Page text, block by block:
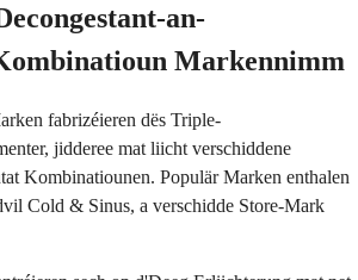
an-
Markennimm
fabrizéieren dës Triple-
jidderee mat liicht verschiddene
Kombinatiounen. Populär Marken enthalen
Cold & Sinus, a verschidde Store-Mark